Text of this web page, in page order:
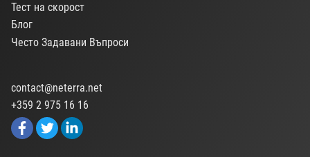
Тест на скорост
Блог
Често Задавани Въпроси
contact@neterra.net
+359 2 975 16 16